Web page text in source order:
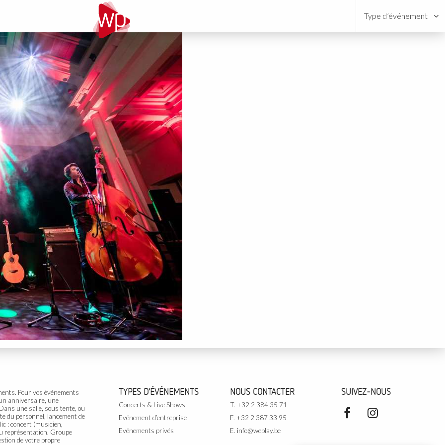
Type d’événement
Pour vos événements
anniversaire, une
une salle, sous tente, ou
du personnel, lancement de
: concert (musicien,
représentation. Groupe
de votre propre
TYPES D’ÉVÉNEMENTS
Concerts & Live Shows
Evénement d’entreprise
Evénements privés
NOUS CONTACTER
T. +32 2 384 35 71
F. +32 2 387 33 95
E. info@weplay.be
SUIVEZ-NOUS